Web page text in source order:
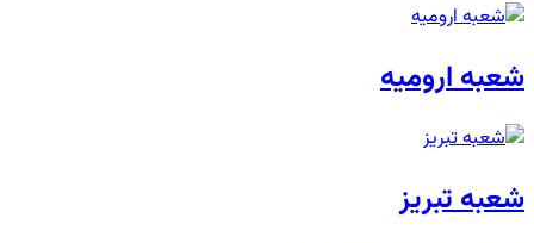
شعبه ارومیه
شعبه تبریز